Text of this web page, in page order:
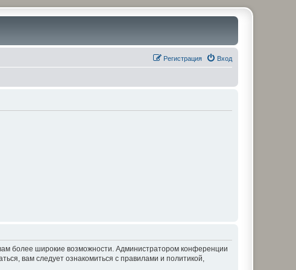
Вход
Регистрация
более широкие возможности. Администратором конференции
вам следует ознакомиться с правилами и политикой,